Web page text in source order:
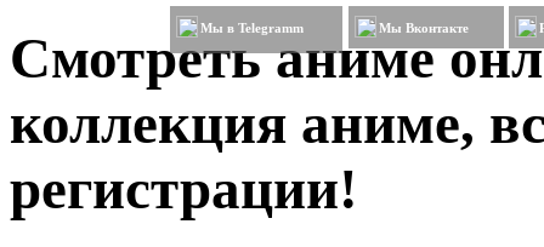
Смотреть аниме
коллекция аниме,
регистрации!
Мы в Telegramm Мы Вконтакте